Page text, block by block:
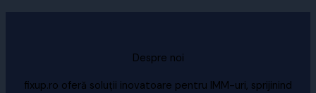
Despre noi
fixup.ro oferă soluții inovatoare pentru IMM-uri, sprijinind